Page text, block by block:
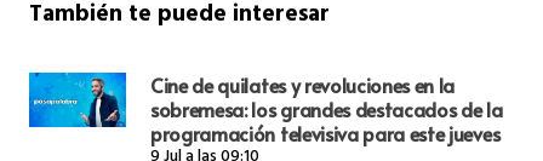
También te puede interesar
Cine de quilates y revoluciones en la
sobremesa: los grandes destacados de la
programación televisiva para este jueves